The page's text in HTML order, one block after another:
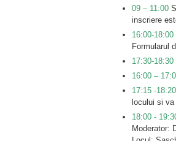
09 – 11:00
inscriere
16:00-18:00
Formularul
17:30-18:30
16:00 –
17:15 -18:20
locului si
18:00 ‐
Moderator: